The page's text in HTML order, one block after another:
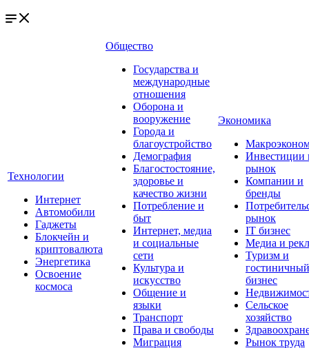
Технологии
Интернет
Автомобили
Гаджеты
Блокчейн и
криптовалюта
Энергетика
Освоение
космоса
Общество
Государства и
международные
отношения
Оборона и
вооружение
Города и
благоустройство
Демография
Благостостояние,
здоровье и
качество жизни
Потребление и
быт
Интернет, медиа
и социальные
сети
Культура и
искусство
Общение и
языки
Транспорт
Права и свободы
Миграция
Экономика
Инвестиции
рынок
Компании и
бренды
рынок
IT бизнес
Медиа и
Туризм и
гостиничный
бизнес
Сельское
хозяйство
Рынок труда